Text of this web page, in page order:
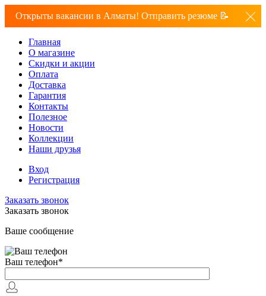
Открыты вакансии в Алматы! Отправить резюме 📝
Главная
О магазине
Скидки и акции
Оплата
Доставка
Гарантия
Контакты
Полезное
Новости
Коллекции
Наши друзья
Вход
Регистрация
Заказать звонок
Заказать звонок
Ваше сообщение
Ваш телефон*